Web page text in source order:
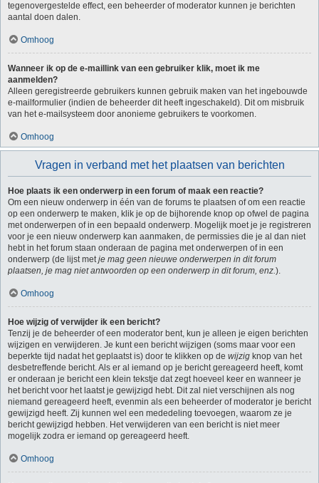
tegenovergestelde effect, een beheerder of moderator kunnen je berichten
aantal doen dalen.
Omhoog
Wanneer ik op de e-maillink van een gebruiker klik, moet ik me
aanmelden?
Alleen geregistreerde gebruikers kunnen gebruik maken van het ingebouwde
e-mailformulier (indien de beheerder dit heeft ingeschakeld). Dit om misbruik
van het e-mailsysteem door anonieme gebruikers te voorkomen.
Omhoog
Vragen in verband met het plaatsen van berichten
Hoe plaats ik een onderwerp in een forum of maak een reactie?
Om een nieuw onderwerp in één van de forums te plaatsen of om een reactie
op een onderwerp te maken, klik je op de bijhorende knop op ofwel de pagina
met onderwerpen of in een bepaald onderwerp. Mogelijk moet je je registreren
voor je een nieuw onderwerp kan aanmaken, de permissies die je al dan niet
hebt in het forum staan onderaan de pagina met onderwerpen of in een
onderwerp (de lijst metje mag geen nieuwe onderwerpen in dit forum
plaatsen, je mag niet antwoorden op een onderwerp in dit forum, enz.).
Omhoog
Hoe wijzig of verwijder ik een bericht?
Tenzij je de beheerder of een moderator bent, kun je alleen je eigen berichten
wijzigen en verwijderen. Je kunt een bericht wijzigen (soms maar voor een
beperkte tijd nadat het geplaatst is) door te klikken op de wijzig knop van het
desbetreffende bericht. Als er al iemand op je bericht gereageerd heeft, komt
er onderaan je bericht een klein tekstje dat zegt hoeveel keer en wanneer je
het bericht voor het laatst je gewijzigd hebt. Dit zal niet verschijnen als nog
niemand gereageerd heeft, evenmin als een beheerder of moderator je bericht
gewijzigd heeft. Zij kunnen wel een mededeling toevoegen, waarom ze je
bericht gewijzigd hebben. Het verwijderen van een bericht is niet meer
mogelijk zodra er iemand op gereageerd heeft.
Omhoog